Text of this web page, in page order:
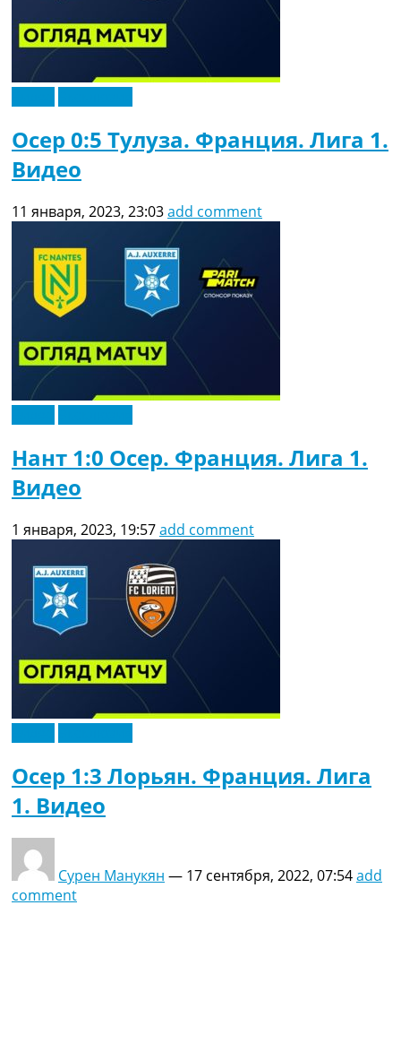
Осер 0:5 Тулуза. Франция. Лига 1.
Видео
11 января, 2023, 23:03add comment
Нант 1:0 Осер. Франция. Лига 1.
Видео
1 января, 2023, 19:57add comment
Осер 1:3 Лорьян. Франция. Лига
1. Видео
Сурен Манукян — 17 сентября, 2022, 07:54add
comment